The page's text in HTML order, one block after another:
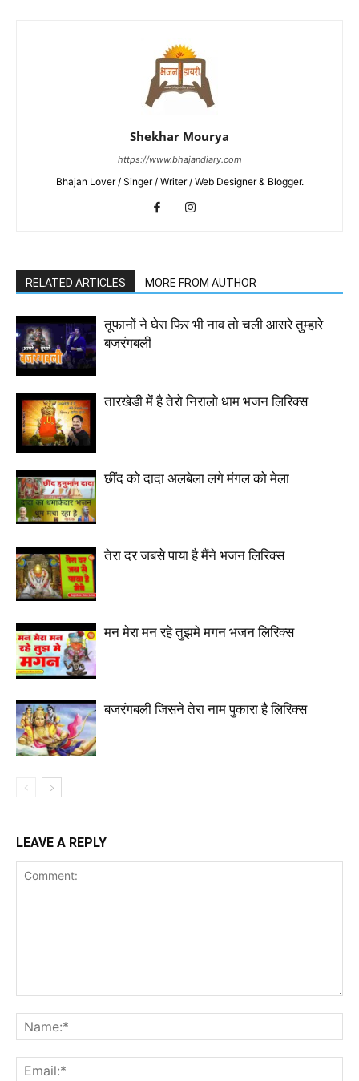
Shekhar Mourya
https://www.bhajandiary.com
Bhajan Lover / Singer / Writer / Web Designer & Blogger.
RELATED ARTICLES MORE FROM AUTHOR
तूफानों ने घेरा फिर भी नाव तो चली आसरे तुम्हारे
बजरंगबली
तारखेडी में है तेरो निरालो धाम भजन लिरिक्स
छींद को दादा अलबेला लगे मंगल को मेला
तेरा दर जबसे पाया है मैंने भजन लिरिक्स
मन मेरा मन रहे तुझमे मगन भजन लिरिक्स
बजरंगबली जिसने तेरा नाम पुकारा है लिरिक्स
LEAVE A REPLY